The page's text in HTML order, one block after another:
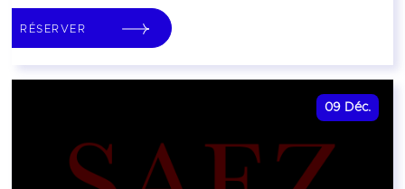
RÉSERVER
09 Déc.